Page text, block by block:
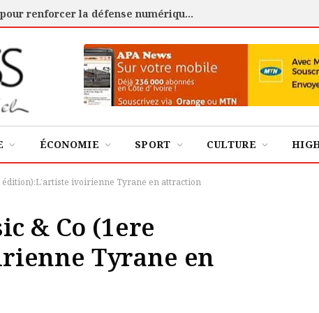
Cybersécurité : l’ANSSI certifie 88 experts pour renforcer la défense numérique de la Côte d’Ivoire
ÉCONOMIE SPORT CULTURE
édition):L’artiste ivoirienne Tyrane en attraction
& Co (1ere
Tyrane en